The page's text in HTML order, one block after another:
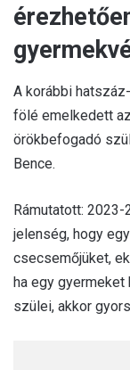
A korábbi
fölé emelkedett
örökbefogadó
Bence.
Rámutatott:
jelenség, hogy
csecsemőjüket,
ha egy gyermeket
szülei, akkor